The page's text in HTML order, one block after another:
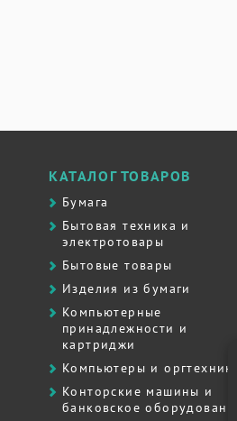
КАТАЛОГ ТОВАРОВ
Бумага
Бытовая техника и
электротовары
Бытовые товары
Изделия из бумаги
Компьютерные
принадлежности и
картриджи
Компьютеры и оргтехника
Контоpские машины и
банковское оборудование